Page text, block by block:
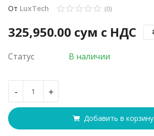
От LuxTech (0)
325,950.00 сум с НДС
Статус В наличии
- +
Добавить в корзину